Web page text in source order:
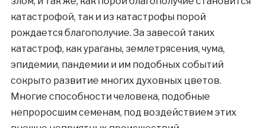
катастрофой, так и из катастрофы порой
рождается благополучие. За завесой таких
катастроф, как ураганы, землетрясения, чума,
эпидемии, пандемии и им подобных событий
сокрыто развитие многих духовных цветов.
Многие способности человека, подобные
непроросшим семенам, под воздействием этих